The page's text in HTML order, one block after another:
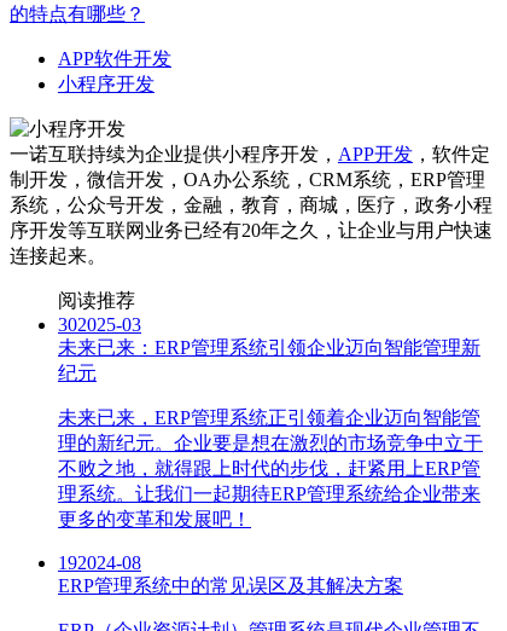
的特点有哪些？
APP软件开发
小程序开发
一诺互联持续为企业提供小程序开发， APP开发 ，软件定
制开发，微信开发，OA办公系统，CRM系统，ERP管理
系统，公众号开发，金融，教育，商城，医疗，政务小程
序开发等互联网业务已经有20年之久，让企业与用户快速
连接起来。
阅读推荐
302025-03
未来已来：ERP管理系统引领企业迈向智能管理新
纪元
未来已来，ERP管理系统正引领着企业迈向智能管
理的新纪元。企业要是想在激烈的市场竞争中立于
不败之地，就得跟上时代的步伐，赶紧用上ERP管
理系统。让我们一起期待ERP管理系统给企业带来
更多的变革和发展吧！
192024-08
ERP管理系统中的常见误区及其解决方案